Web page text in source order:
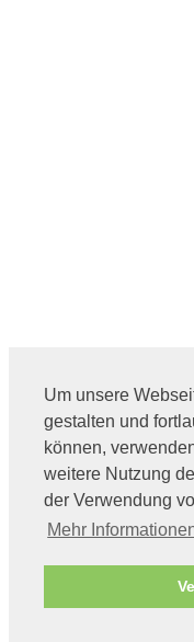
Um unsere
gestalten und
können,
weitere Nutzung
der Verwendung
Mehr